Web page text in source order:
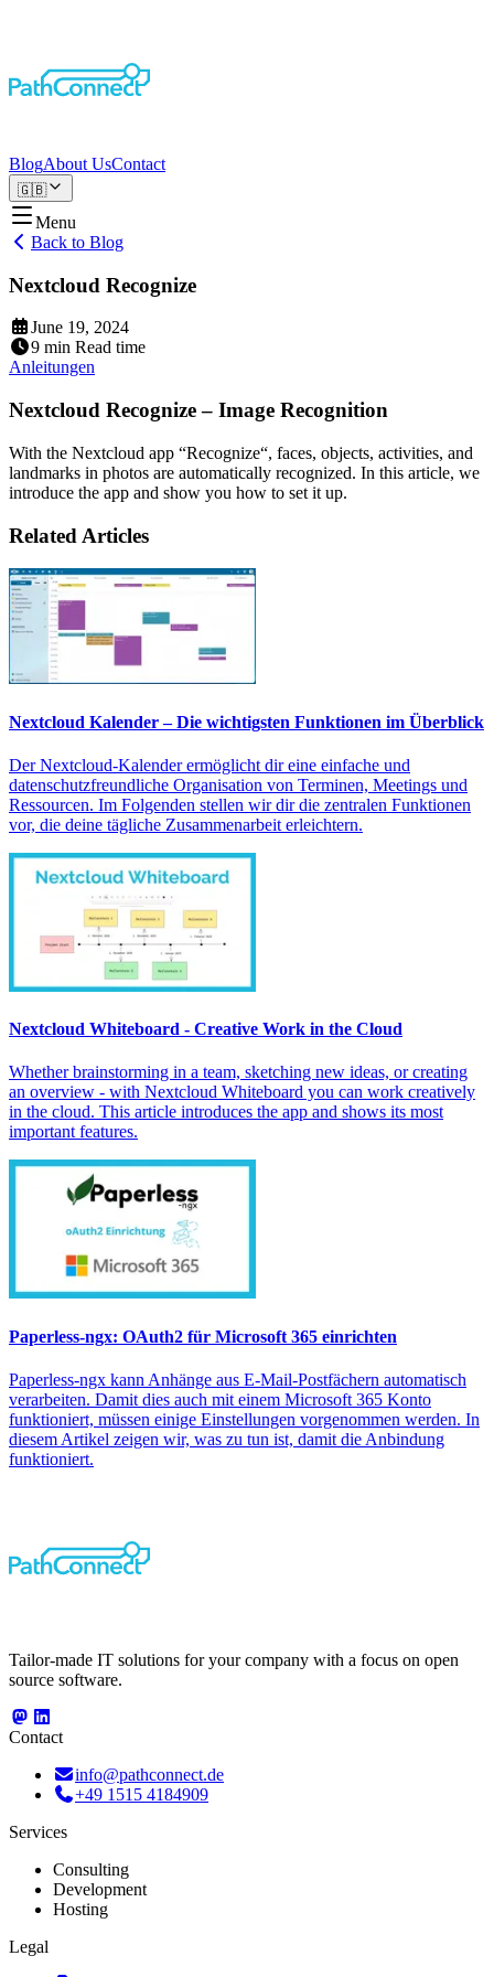
BlogAbout UsContact
🇬🇧
Menu
Back to Blog
Nextcloud Recognize
June 19, 2024
9 min Read time
Anleitungen
Nextcloud Recognize – Image Recognition
With the Nextcloud app “Recognize“, faces, objects, activities, and
landmarks in photos are automatically recognized. In this article, we
introduce the app and show you how to set it up.
Related Articles
Nextcloud Kalender – Die wichtigsten Funktionen im Überblick
Der Nextcloud-Kalender ermöglicht dir eine einfache und
datenschutzfreundliche Organisation von Terminen, Meetings und
Ressourcen. Im Folgenden stellen wir dir die zentralen Funktionen
vor, die deine tägliche Zusammenarbeit erleichtern.
Nextcloud Whiteboard - Creative Work in the Cloud
Whether brainstorming in a team, sketching new ideas, or creating
an overview - with Nextcloud Whiteboard you can work creatively
in the cloud. This article introduces the app and shows its most
important features.
Paperless-ngx: OAuth2 für Microsoft 365 einrichten
Paperless-ngx kann Anhänge aus E-Mail-Postfächern automatisch
verarbeiten. Damit dies auch mit einem Microsoft 365 Konto
funktioniert, müssen einige Einstellungen vorgenommen werden. In
diesem Artikel zeigen wir, was zu tun ist, damit die Anbindung
funktioniert.
Tailor-made IT solutions for your company with a focus on open
source software.
Contact
info@pathconnect.de
+49 1515 4184909
Services
Consulting
Development
Hosting
Legal